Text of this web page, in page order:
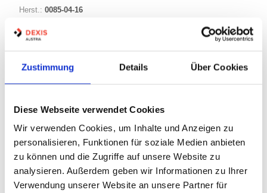
Zustimmung Details Über Cookies
Diese Webseite verwendet Cookies
Wir verwenden Cookies, um Inhalte und Anzeigen zu
personalisieren, Funktionen für soziale Medien anbieten
zu können und die Zugriffe auf unsere Website zu
analysieren. Außerdem geben wir Informationen zu Ihrer
Verwendung unserer Website an unsere Partner für
Herst.: 0085-04-16
Bezeichnung:
34 Varianten
Auf Lager
Lager anzeigen
Print